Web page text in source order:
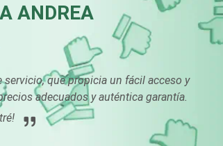
Capacitación
Centros
ANDREA
servicio, que propicia un fácil acceso y
adecuados y auténtica garantía.